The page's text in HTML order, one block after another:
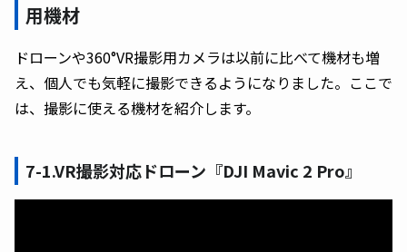
用機材
ドローンや360°VR撮影用カメラは以前に比べて機材も増
え、個人でも気軽に撮影できるようになりました。ここで
は、撮影に使える機材を紹介します。
7-1.VR撮影対応ドローン『DJI Mavic 2 Pro』